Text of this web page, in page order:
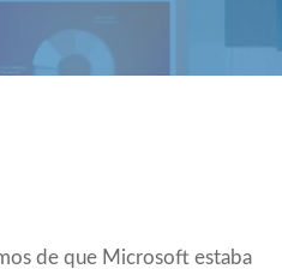
de que Microsoft estaba